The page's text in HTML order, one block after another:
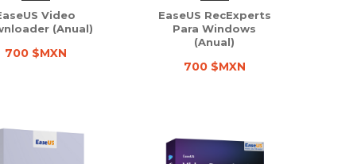
Video
(Anual)
700 $MXN
EaseUS RecExperts
Para Windows
(Anual)
700 $MXN